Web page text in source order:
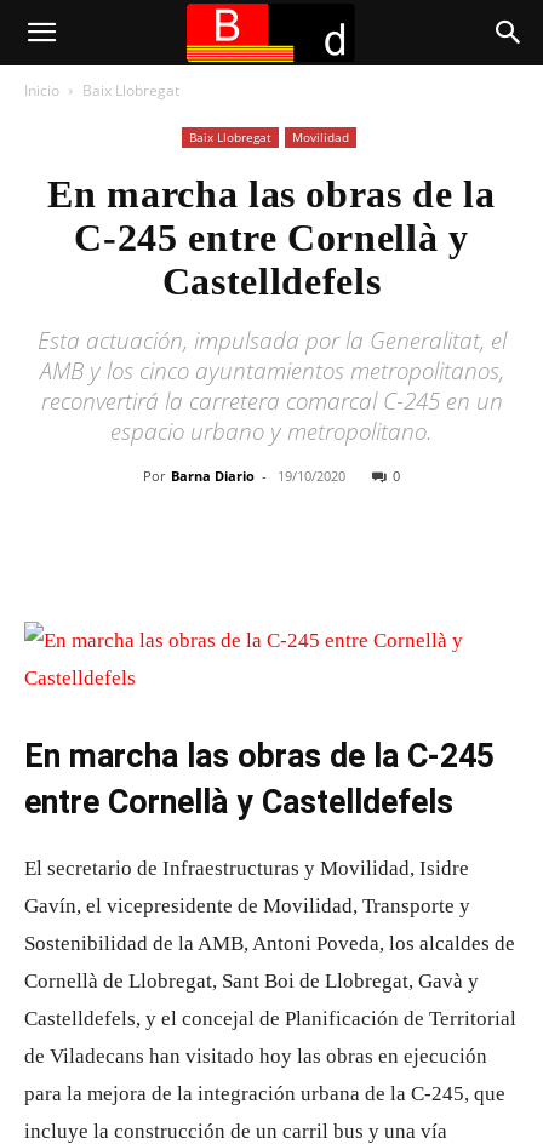
Inicio Baix Llobregat
Baix Llobregat Movilidad
En marcha las obras de la
C-245 entre Cornellà y
Castelldefels
Esta actuación, impulsada por la Generalitat, el
AMB y los cinco ayuntamientos metropolitanos,
reconvertirá la carretera comarcal C-245 en un
espacio urbano y metropolitano.
Por Barna Diario - 19/10/2020 0
En marcha las obras de la C-245
entre Cornellà y Castelldefels
El secretario de Infraestructuras y Movilidad, Isidre
Gavín, el vicepresidente de Movilidad, Transporte y
Sostenibilidad de la AMB, Antoni Poveda, los alcaldes de
Cornellà de Llobregat, Sant Boi de Llobregat, Gavà y
Castelldefels, y el concejal de Planificación de Territorial
de Viladecans han visitado hoy las obras en ejecución
para la mejora de la integración urbana de la C-245, que
incluye la construcción de un carril bus y una vía